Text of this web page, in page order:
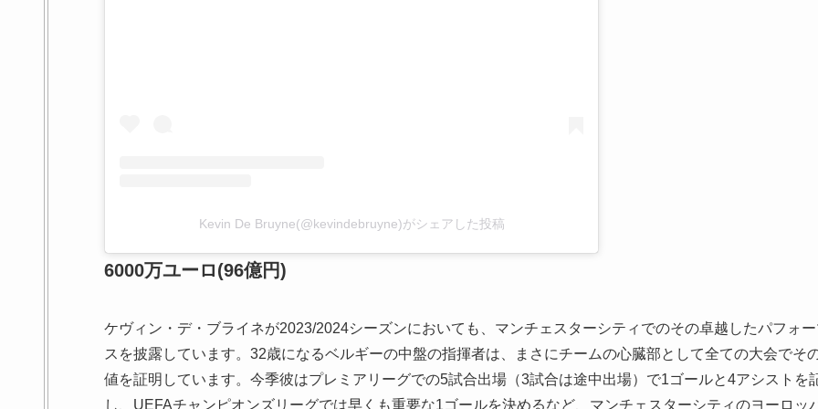
Kevin De Bruyne(@kevindebruyne)がシェアした投稿
6000万ユーロ(96億円)
ケヴィン・デ・ブライネが2023/2024シーズンにおいても、マンチェスターシティでのその卓越したパフォ
スを披露しています。32歳になるベルギーの中盤の指揮者は、まさにチームの心臓部として全ての大会でそ
値を証明しています。今季彼はプレミアリーグでの5試合出場（3試合は途中出場）で1ゴールと4アシストを
し、UEFAチャンピオンズリーグでは早くも重要な1ゴールを決めるなど、マンチェスターシティのヨーロッ